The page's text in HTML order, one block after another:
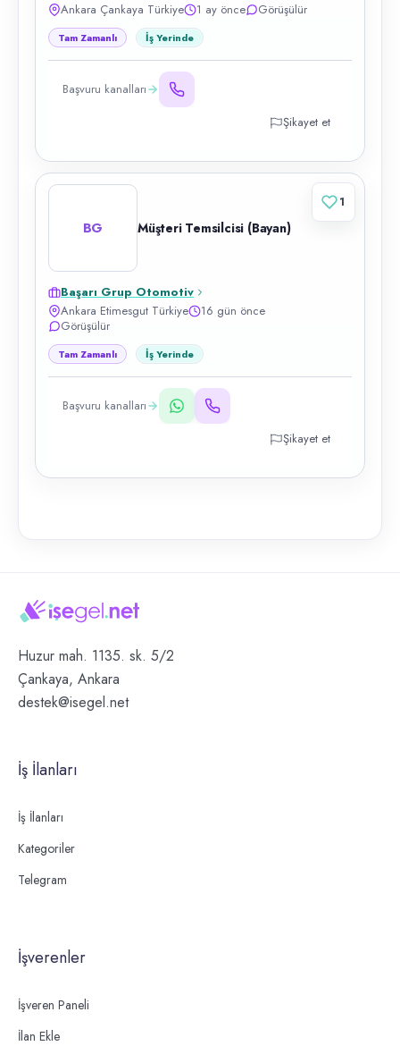
Ankara Çankaya Türkiye
1 ay önce Görüşülür
Tam Zamanlı İş Yerinde
Başvuru kanalları
Şikayet et
BG Müşteri Temsilcisi (Bayan)
Başarı Grup Otomotiv
Ankara Etimesgut Türkiye
16 gün önce
Görüşülür
Tam Zamanlı İş Yerinde
Başvuru kanalları
Şikayet et
1
Huzur mah. 1135. sk. 5/2
Çankaya, Ankara
destek@isegel.net
İş İlanları
İş İlanları
Kategoriler
Telegram
İşverenler
İşveren Paneli
İlan Ekle